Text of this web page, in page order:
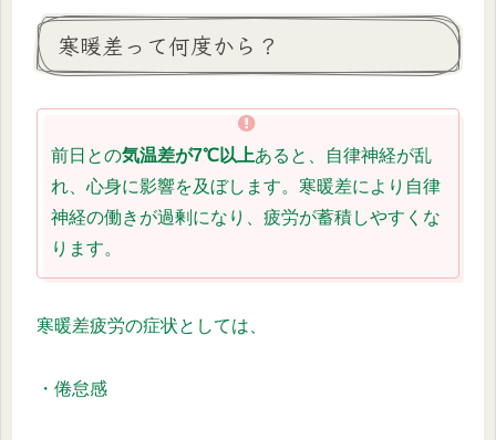
寒暖差って何度から？
前日との気温差が7℃以上あると、自律神経が乱
れ、心身に影響を及ぼします。寒暖差により自律
神経の働きが過剰になり、疲労が蓄積しやすくな
ります。
寒暖差疲労の症状としては、
・倦怠感